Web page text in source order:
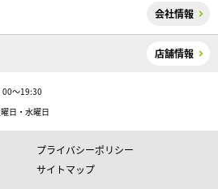
会社情報
店舗情報
～19:30
日・水曜日
プライバシーポリシー
サイトマップ